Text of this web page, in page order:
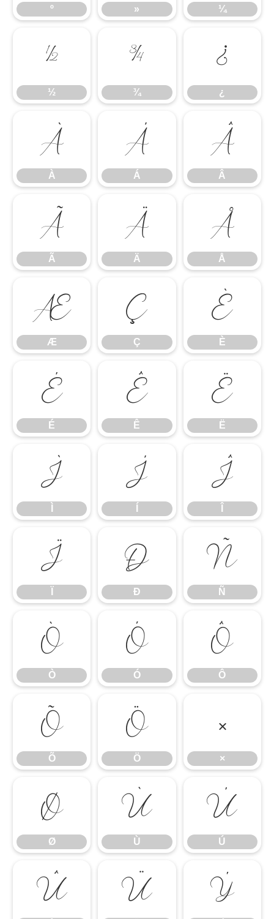
º » ¼
½
½
¾
¾
¿
¿
À
À
Á
Á
Â
Â
Ã
Ã
Ä
Ä
Å
Å
Æ
Æ
Ç
Ç
È
È
É
É
Ê
Ê
Ë
Ë
Ì Í Î
Ï Ð
Ð
Ñ
Ñ
Ò
Ò
Ó
Ó
Ô
Ô
Õ
Õ
Ö
Ö
×
×
Ø
Ø
Ù
Ù
Ú
Ú
Û Ü Ý